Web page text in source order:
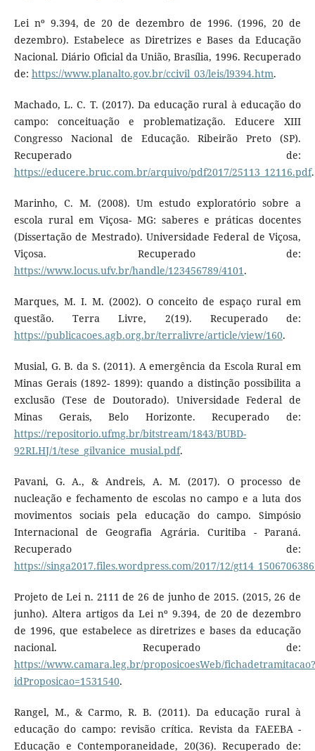
Lei nº 9.394, de 20 de dezembro de 1996. (1996, 20 de
dezembro). Estabelece as Diretrizes e Bases da Educação
Nacional. Diário Oficial da União, Brasília, 1996. Recuperado
de: https://www.planalto.gov.br/ccivil_03/leis/l9394.htm.
Machado, L. C. T. (2017). Da educação rural à educação do
campo: conceituação e problematização. Educere XIII
Congresso Nacional de Educação. Ribeirão Preto (SP).
Recuperado de:
https://educere.bruc.com.br/arquivo/pdf2017/25113_12116.pdf.
Marinho, C. M. (2008). Um estudo exploratório sobre a
escola rural em Viçosa- MG: saberes e práticas docentes
(Dissertação de Mestrado). Universidade Federal de Viçosa,
Viçosa. Recuperado de:
https://www.locus.ufv.br/handle/123456789/4101.
Marques, M. I. M. (2002). O conceito de espaço rural em
questão. Terra Livre, 2(19). Recuperado de:
https://publicacoes.agb.org.br/terralivre/article/view/160.
Musial, G. B. da S. (2011). A emergência da Escola Rural em
Minas Gerais (1892- 1899): quando a distinção possibilita a
exclusão (Tese de Doutorado). Universidade Federal de
Minas Gerais, Belo Horizonte. Recuperado de:
https://repositorio.ufmg.br/bitstream/1843/BUBD-
92RLHJ/1/tese_gilvanice_musial.pdf.
Pavani, G. A., & Andreis, A. M. (2017). O processo de
nucleação e fechamento de escolas no campo e a luta dos
movimentos sociais pela educação do campo. Simpósio
Internacional de Geografia Agrária. Curitiba - Paraná.
Recuperado de:
https://singa2017.files.wordpress.com/2017/12/
Projeto de Lei n. 2111 de 26 de junho de 2015. (2015, 26 de
junho). Altera artigos da Lei nº 9.394, de 20 de dezembro
de 1996, que estabelece as diretrizes e bases da educação
nacional. Recuperado de:
https://www.camara.leg.br/proposicoesWeb/fichadetramitacao?
idProposicao=1531540.
Rangel, M., & Carmo, R. B. (2011). Da educação rural à
educação do campo: revisão crítica. Revista da FAEEBA -
Educação e Contemporaneidade, 20(36). Recuperado de: